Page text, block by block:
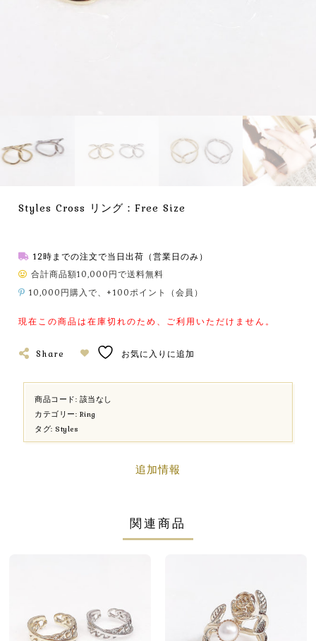
Styles Cross リング：Free Size
12時までの注文で当日出荷（営業日のみ）
合計商品額10,000円で送料無料
10,000円購入で、+100ポイント（会員）
現在この商品は在庫切れのため、ご利用いただけません。
Share お気に入りに追加
商品コード: 該当なし
カテゴリー: Ring
タグ: Styles
追加情報
関連商品